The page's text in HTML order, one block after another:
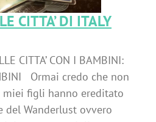
CITTA’ DI ITALY
CITTA’ CON I BAMBINI:
Ormai credo che non
figli hanno ereditato
del Wanderlust ovvero